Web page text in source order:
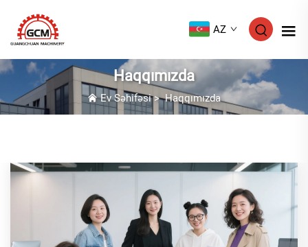
AZ
Haqqımızda
Ev Səhifəsi>Haqqımızda